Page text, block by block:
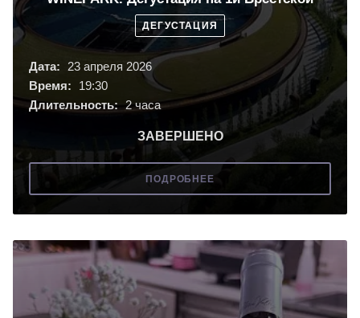
ДЕГУСТАЦИЯ
Дата:
23 апреля 2026
Время:
19:30
Длительность: 2 часа
ЗАВЕРШЕНО
ПОДРОБНЕЕ